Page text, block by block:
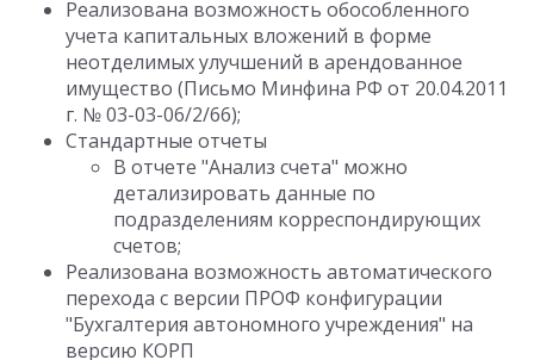
Реализована возможность обособленного
учета капитальных вложений в форме
неотделимых улучшений в арендованное
имущество (Письмо Минфина РФ от 20.04.2011
г. № 03-03-06/2/66);
Стандартные отчеты
В отчете "Анализ счета" можно
детализировать данные по
подразделениям корреспондирующих
счетов;
Реализована возможность автоматического
перехода с версии ПРОФ конфигурации
"Бухгалтерия автономного учреждения" на
версию КОРП